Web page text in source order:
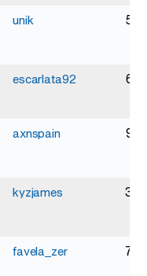
unik 59
escarlata92 66
axnspain 93
kyzjames 39
favela_zer 72